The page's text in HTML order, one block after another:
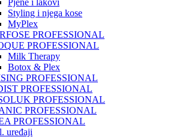
Pjene i lakovi
Styling i njega kose
MyPlex
PROFESSIONAL
PROFESSIONAL
Milk Therapy
Botox & Plex
PROFESSIONAL
PROFESSIONAL
PROFESSIONAL
PROFESSIONAL
PROFESSIONAL
uređaji